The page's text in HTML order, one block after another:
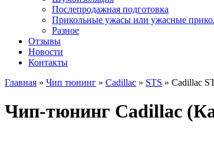
Послепродажная подготовка
Прикольные ужасы или ужасные
Разное
Отзывы
Новости
Контакты
Главная » Чип тюнинг » Cadillac » STS » Cadillac
Чип-тюнинг Cadillac